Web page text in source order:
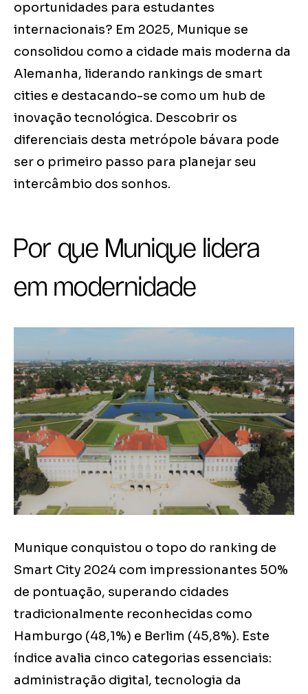
oportunidades para estudantes
internacionais? Em 2025, Munique se
consolidou como a cidade mais moderna da
Alemanha, liderando rankings de smart
cities e destacando-se como um hub de
inovação tecnológica. Descobrir os
diferenciais desta metrópole bávara pode
ser o primeiro passo para planejar seu
intercâmbio dos sonhos.
Por que Munique lidera
em modernidade
Munique conquistou o topo do ranking de
Smart City 2024 com impressionantes 50%
de pontuação, superando cidades
tradicionalmente reconhecidas como
Hamburgo (48,1%) e Berlim (45,8%). Este
índice avalia cinco categorias essenciais:
administração digital, tecnologia da